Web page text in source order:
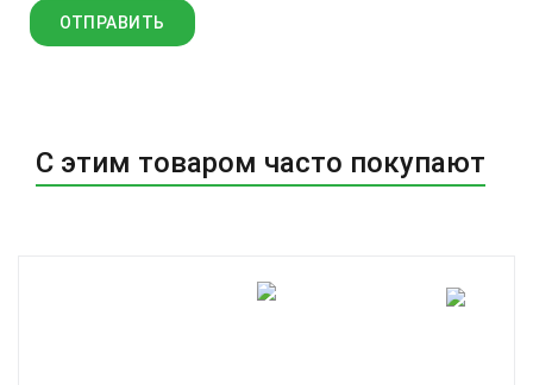
С этим товаром часто покупают